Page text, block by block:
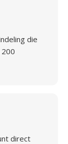
die
direct